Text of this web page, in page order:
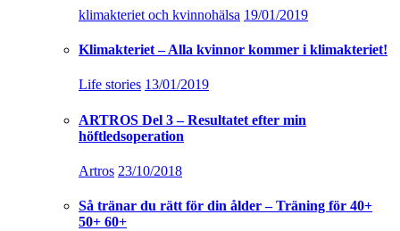
klimakteriet och kvinnohälsa 19/01/2019
Klimakteriet – Alla kvinnor kommer i klimakteriet!
Life stories 13/01/2019
ARTROS Del 3 – Resultatet efter min
höftledsoperation
Artros 23/10/2018
Så tränar du rätt för din ålder – Träning för 40+
50+ 60+